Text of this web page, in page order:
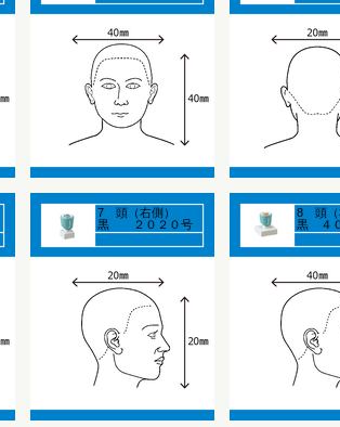
7 頭（右側）
黒 ２０２０号
8 頭（
黒 ４